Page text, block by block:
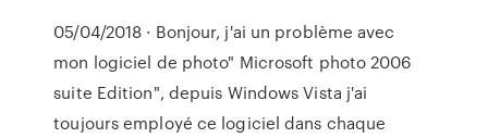
05/04/2018 · Bonjour, j'ai un problème avec
mon logiciel de photo" Microsoft photo 2006
suite Edition", depuis Windows Vista j'ai
toujours employé ce logiciel dans chaque